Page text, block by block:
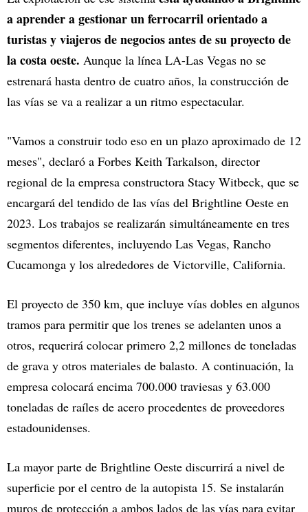
a aprender a gestionar un ferrocarril orientado a
turistas y viajeros de negocios antes de su proyecto de
la costa oeste. Aunque la línea LA-Las Vegas no se
estrenará hasta dentro de cuatro años, la construcción de
las vías se va a realizar a un ritmo espectacular.
"Vamos a construir todo eso en un plazo aproximado de 12
meses", declaró a Forbes Keith Tarkalson, director
regional de la empresa constructora Stacy Witbeck, que se
encargará del tendido de las vías del Brightline Oeste en
2023. Los trabajos se realizarán simultáneamente en tres
segmentos diferentes, incluyendo Las Vegas, Rancho
Cucamonga y los alrededores de Victorville, California.
El proyecto de 350 km, que incluye vías dobles en algunos
tramos para permitir que los trenes se adelanten unos a
otros, requerirá colocar primero 2,2 millones de toneladas
de grava y otros materiales de balasto. A continuación, la
empresa colocará encima 700.000 traviesas y 63.000
toneladas de raíles de acero procedentes de proveedores
estadounidenses.
La mayor parte de Brightline Oeste discurrirá a nivel de
superficie por el centro de la autopista 15. Se instalarán
muros de protección a ambos lados de las vías para evitar